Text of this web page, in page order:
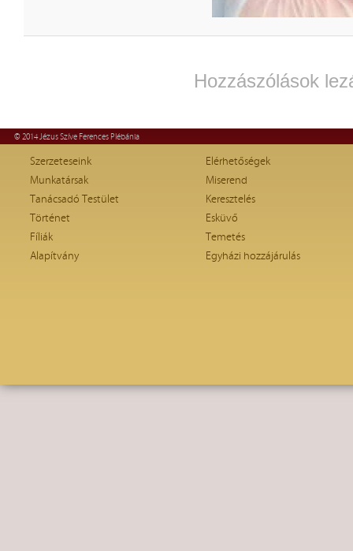
Hozzászólások
© 2014 Jézus Szíve Ferences Plébánia
Szerzeteseink
Munkatársak
Tanácsadó Testület
Történet
Fíliák
Alapítvány
Elérhetőségek
Miserend
Keresztelés
Esküvő
Temetés
Egyházi hozzájárulás